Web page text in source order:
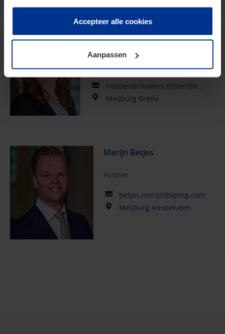
te klikken. Als u op “Accepteer alle cookies” klikt, geeft u
toestemming voor het gebruik van alle cookies. Deze
toestemming kunt u altijd weer intrekken.
Accepteer alle cookies
Aanpassen
Esther Hoppenbrouwers
Director
hoppenbrouwers.esther@kpmg.com
Meijburg Breda
Merijn Betjes
Partner
betjes.merijn@kpmg.com
Meijburg Amstelveen